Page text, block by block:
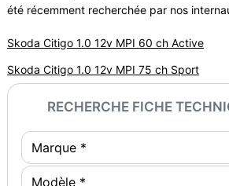
été récemment recherchée par nos
Skoda Citigo 1.0 12v MPI 60 ch Active
Skoda Citigo 1.0 12v MPI 75 ch Sport
RECHERCHE FICHE